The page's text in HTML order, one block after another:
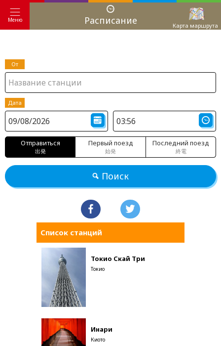
Меню Расписание Карта маршрута
От
Дата
Отправиться
出発
Первый поезд
始発
Последний поезд
終電
Поиск
Список станций
Токио Скай Три
Токио
Инари
Киото